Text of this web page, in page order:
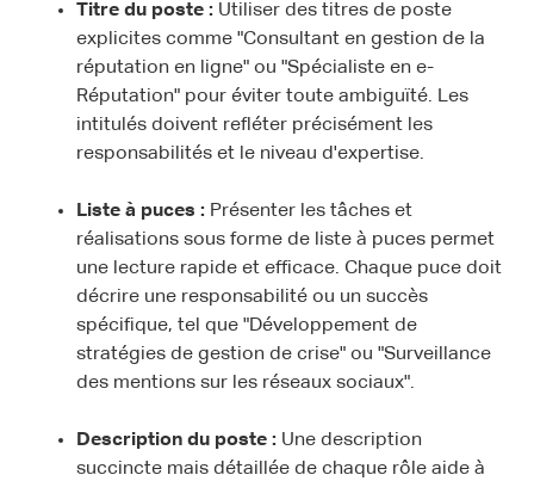
Titre du poste : Utiliser des titres de poste
explicites comme "Consultant en gestion de la
réputation en ligne" ou "Spécialiste en e-
Réputation" pour éviter toute ambiguïté. Les
intitulés doivent refléter précisément les
responsabilités et le niveau d'expertise.
Liste à puces : Présenter les tâches et
réalisations sous forme de liste à puces permet
une lecture rapide et efficace. Chaque puce doit
décrire une responsabilité ou un succès
spécifique, tel que "Développement de
stratégies de gestion de crise" ou "Surveillance
des mentions sur les réseaux sociaux".
Description du poste : Une description
succincte mais détaillée de chaque rôle aide à